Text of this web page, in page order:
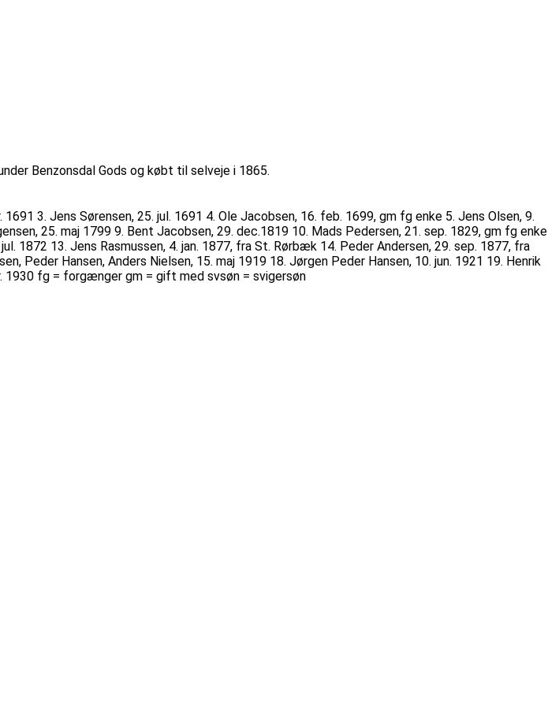
Benzonsdal Gods og købt til selveje i 1865.
3. Jens Sørensen, 25. jul. 1691 4. Ole Jacobsen, 16. feb. 1699, gm fg enke 5. Jens Olsen, 9.
25. maj 1799 9. Bent Jacobsen, 29. dec.1819 10. Mads Pedersen, 21. sep. 1829, gm fg enke
1872 13. Jens Rasmussen, 4. jan. 1877, fra St. Rørbæk 14. Peder Andersen, 29. sep. 1877, fra
Peder Hansen, Anders Nielsen, 15. maj 1919 18. Jørgen Peder Hansen, 10. jun. 1921 19. Henrik
1930 fg = forgænger gm = gift med svsøn = svigersøn